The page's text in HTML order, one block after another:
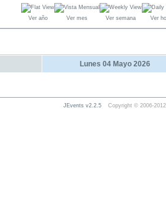
Ver año Ver mes Ver semana Ver
Lunes 04 Mayo 2026
JEvents v2.2.5 Copyright © 2006-2012